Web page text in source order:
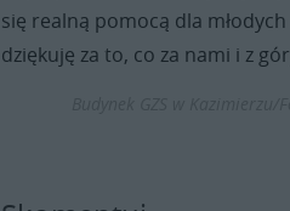
się realną pomocą dla
dziękuję za to, co za nami i z